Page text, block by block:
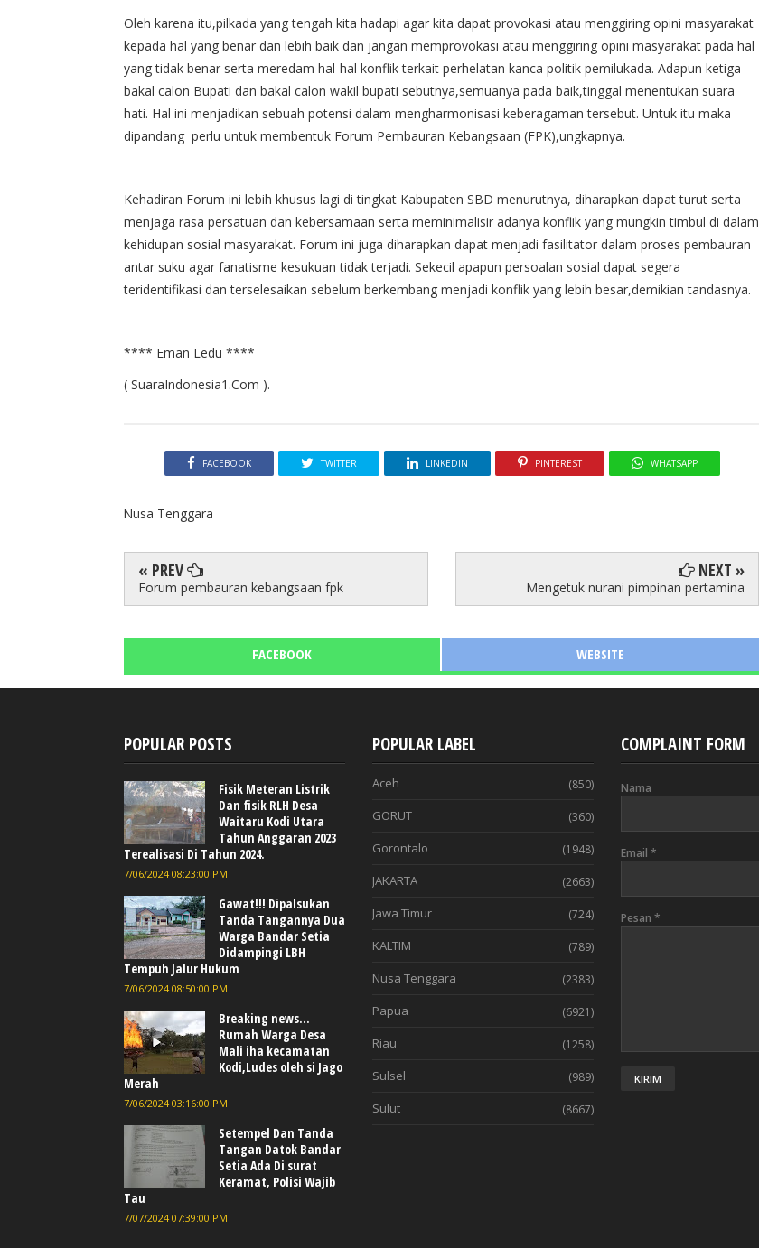
Oleh karena itu,pilkada yang tengah kita hadapi agar kita dapat provokasi atau menggiring opini masyarakat
kepada hal yang benar dan lebih baik dan jangan memprovokasi atau menggiring opini masyarakat pada hal
yang tidak benar serta meredam hal-hal konflik terkait perhelatan kanca politik pemilukada. Adapun ketiga
bakal calon Bupati dan bakal calon wakil bupati sebutnya,semuanya pada baik,tinggal menentukan suara
hati. Hal ini menjadikan sebuah potensi dalam mengharmonisasi keberagaman tersebut. Untuk itu maka
dipandang perlu untuk membentuk Forum Pembauran Kebangsaan (FPK),ungkapnya.
Kehadiran Forum ini lebih khusus lagi di tingkat Kabupaten SBD menurutnya, diharapkan dapat turut serta
menjaga rasa persatuan dan kebersamaan serta meminimalisir adanya konflik yang mungkin timbul di dalam
kehidupan sosial masyarakat. Forum ini juga diharapkan dapat menjadi fasilitator dalam proses pembauran
antar suku agar fanatisme kesukuan tidak terjadi. Sekecil apapun persoalan sosial dapat segera
teridentifikasi dan terselesaikan sebelum berkembang menjadi konflik yang lebih besar,demikian tandasnya.
**** Eman Ledu ****
( SuaraIndonesia1.Com ).
FACEBOOK TWITTER LINKEDIN PINTEREST WHATSAPP
Nusa Tenggara
« PREV
Forum pembauran kebangsaan fpk
NEXT »
Mengetuk nurani pimpinan pertamina
FACEBOOK WEBSITE
POPULAR POSTS
Fisik Meteran Listrik
Dan fisik RLH Desa
Waitaru Kodi Utara
Tahun Anggaran 2023
Terealisasi Di Tahun 2024.
7/06/2024 08:23:00 PM
Gawat!!! Dipalsukan
Tanda Tangannya Dua
Warga Bandar Setia
Didampingi LBH
Tempuh Jalur Hukum
7/06/2024 08:50:00 PM
Breaking news...
Rumah Warga Desa
Mali iha kecamatan
Kodi,Ludes oleh si Jago
Merah
7/06/2024 03:16:00 PM
Setempel Dan Tanda
Tangan Datok Bandar
Setia Ada Di surat
Keramat, Polisi Wajib
Tau
7/07/2024 07:39:00 PM
POPULAR LABEL
Aceh (850)
GORUT (360)
Gorontalo (1948)
JAKARTA (2663)
Jawa Timur (724)
KALTIM (789)
Nusa Tenggara (2383)
Papua (6921)
Riau (1258)
Sulsel (989)
Sulut (8667)
COMPLAINT FORM
Nama
Email *
Pesan *